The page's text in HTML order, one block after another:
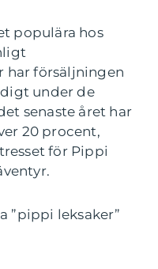
populära hos
har försäljningen
under de
senaste året har
20 procent,
för Pippi
”pippi leksaker”